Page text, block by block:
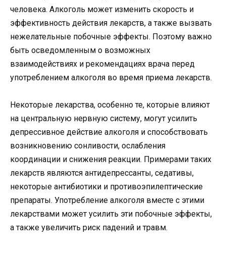
человека. Алкоголь может изменить скорость и
эффективность действия лекарств, а также вызвать
нежелательные побочные эффекты. Поэтому важно
быть осведомленным о возможных
взаимодействиях и рекомендациях врача перед
употреблением алкоголя во время приема лекарств.
Некоторые лекарства, особенно те, которые влияют
на центральную нервную систему, могут усилить
депрессивное действие алкоголя и способствовать
возникновению сонливости, ослабления
координации и снижения реакции. Примерами таких
лекарств являются антидепрессанты, седативы,
некоторые антибиотики и противоэпилептические
препараты. Употребление алкоголя вместе с этими
лекарствами может усилить эти побочные эффекты,
а также увеличить риск падений и травм.